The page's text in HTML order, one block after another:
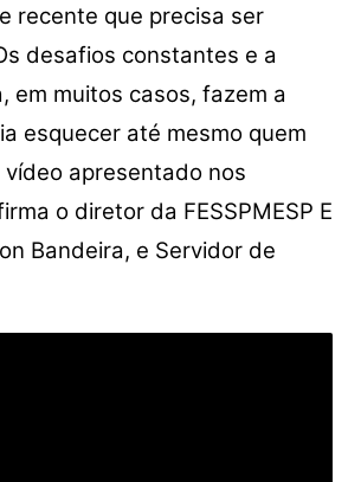
recente que precisa ser
desafios constantes e a
em muitos casos, fazem a
esquecer até mesmo quem
vídeo apresentado nos
o diretor da FESSPMESP E
Bandeira, e Servidor de